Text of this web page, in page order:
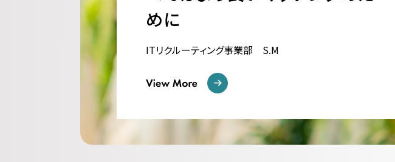
めに
ITリクルーティング事業部 S.M